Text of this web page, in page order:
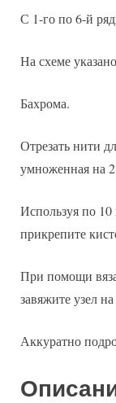
С 1-го по 6-й
На схеме
Бахрома.
Отрезать нити
умноженная на
Используя по
прикрепите
При помощи
завяжите узел
Аккуратно